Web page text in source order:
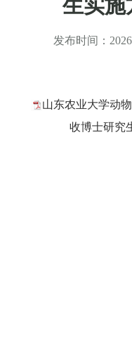
生实施
发布时间：
山东农业大学动
收博士研究